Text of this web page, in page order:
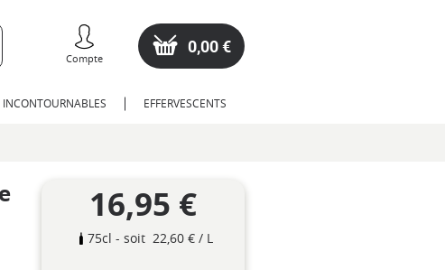
Compte
0,00 €
INCONTOURNABLES EFFERVESCENTS
16,95 €
75cl - soit 22,60 €/ L